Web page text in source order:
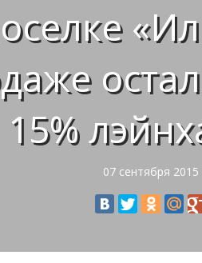
15%
07 сентября 2015